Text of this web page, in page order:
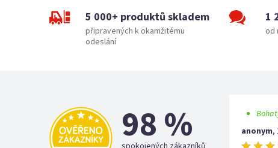
5 000+ produktů skladem
připravených k okamžitému
odeslání
1
od
98 %
spokojených zákazníků
anonym,